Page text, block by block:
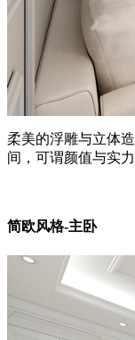
柔美的浮雕与立体
间，可谓颜值与实
简欧风格-主卧